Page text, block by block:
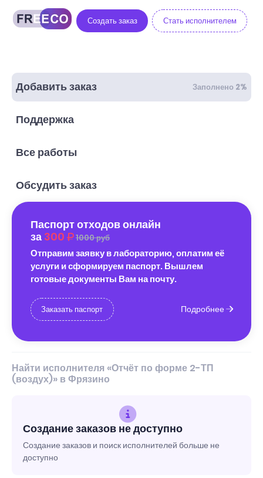
Создать заказ Стать исполнителем
Добавить заказ Заполнено 2%
Поддержка
Все работы
Обсудить заказ
Паспорт отходов онлайн
за 300 1000 руб
Отправим заявку в лабораторию, оплатим её
услуги и сформируем паспорт. Вышлем
готовые документы Вам на почту.
Заказать паспорт Подробнее
Найти исполнителя «Отчёт по форме 2-ТП
(воздух)» в Фрязино
Создание заказов не доступно
Создание заказов и поиск исполнителей больше не
доступно